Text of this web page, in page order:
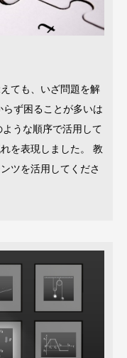
ても、いざ問題を解
ず困ることが多いは
うな順序で活用して
を表現しました。 教
ツを活用してくださ